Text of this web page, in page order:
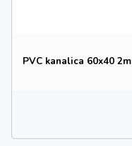
PVC kanalica 60x40 2m